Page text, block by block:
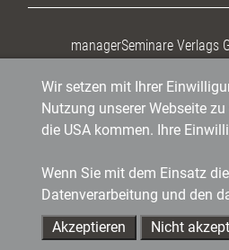
managerSeminare Verlags
Wir setzen mit Ihrer
Nutzung unserer Webseite
die USA kommen. Ihre
Wenn Sie mit dem Einsatz
Datenverarbeitung und den
Akzeptieren
Nicht